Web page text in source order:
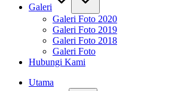
Galeri
Galeri Foto 2020
Galeri Foto 2019
Galeri Foto 2018
Galeri Foto
Hubungi Kami
Utama